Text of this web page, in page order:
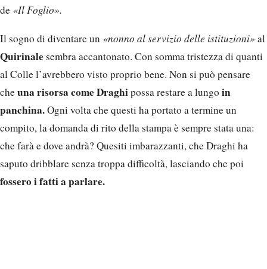
de «Il Foglio».
Il sogno di diventare un «nonno al servizio delle istituzioni» al
Quirinalesembra accantonato. Con somma tristezza di quanti
al Colle l’avrebbero visto proprio bene. Non si può pensare
cheuna risorsa come Draghipossa restare a lungo in
panchina.Ogni volta che questi ha portato a termine un
compito, la domanda di rito della stampa è sempre stata una:
che farà e dove andrà? Quesiti imbarazzanti, che Draghi ha
saputo dribblare senza troppa difficoltà, lasciando che poi
fossero i fatti a parlare.